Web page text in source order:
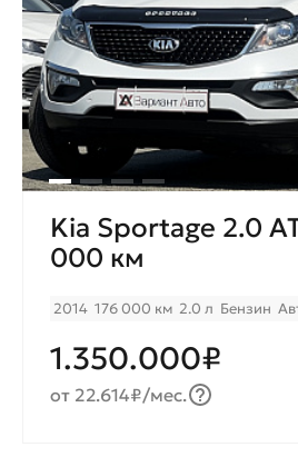
Kia Sportage 2.0
000 км
2014 176 000 км 2.0 л Бензин
1.350.000₽
от 22.614₽/мес.